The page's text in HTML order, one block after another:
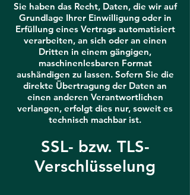
Sie haben das Recht, Daten, die wir auf
Grundlage Ihrer Einwilligung oder in
Erfüllung eines Vertrags automatisiert
verarbeiten, an sich oder an einen
Dritten in einem gängigen,
maschinenlesbaren Format
aushändigen zu lassen. Sofern Sie die
direkte Übertragung der Daten an
einen anderen Verantwortlichen
verlangen, erfolgt dies nur, soweit es
technisch machbar ist.
SSL- bzw. TLS-
Verschlüsselung